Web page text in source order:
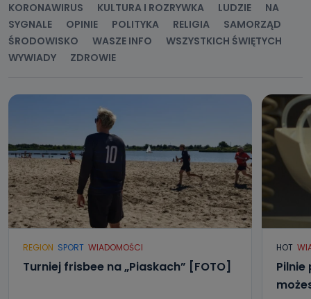
KORONAWIRUS
KULTURA I ROZRYWKA LUDZIE
NA
SYGNALE
OPINIE POLITYKA RELIGIA
SAMORZĄD
ŚRODOWISKO
WASZE INFO
WSZYSTKICH ŚWIĘTYCH
WYWIADY
ZDROWIE
REGION SPORT WIADOMOŚCI
Turniej frisbee na „Piaskach” [FOTO]
HOT